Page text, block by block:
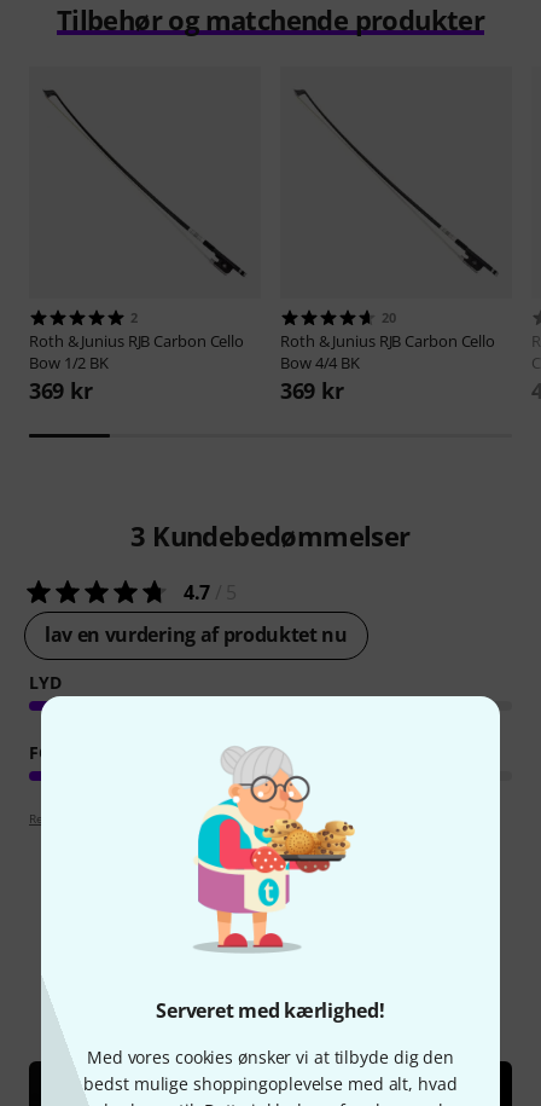
Serveret med kærlighed!
Med vores cookies ønsker vi at tilbyde dig den
bedst mulige shoppingoplevelse med alt, hvad
Tilbehør og matchende produkter
2
Roth & Junius RJB Carbon Cello
Bow 1/2 BK
369 kr
20
Roth & Junius RJB Carbon Cello
Bow 4/4 BK
369 kr
3 Kundebedømmelser
4.7
lav en vurdering af produktet nu
LYD
FORARBEJDNING
Retningslinjer for anmeldelser
Vidste du?
Alle Guide